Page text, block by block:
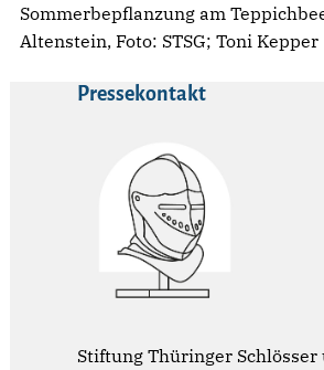
Sommerbepflanzung am
Altenstein, Foto: STSG; Toni Kepper
Pressekontakt
Stiftung Thüringer Schlösser